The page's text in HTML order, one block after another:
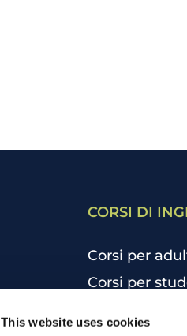
This website uses cookies
CORSI DI
Corsi per
Corsi per